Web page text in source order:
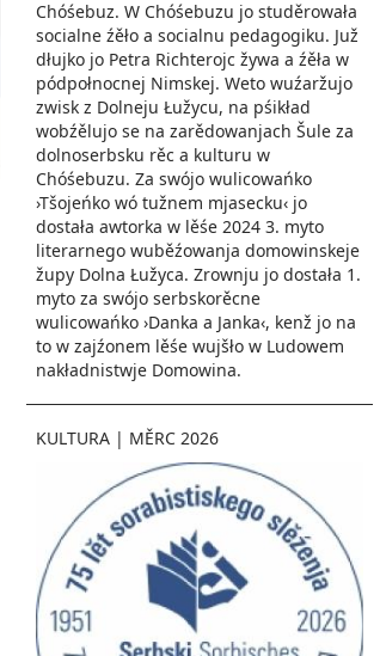
Chóśebuz. W Chóśebuzu jo studěrowała
socialne źěło a socialnu pedagogiku. Juž
dłujko jo Petra Richterojc žywa a źěła w
pódpołnocnej Nimskej. Weto wuźaržujo
zwisk z Dolneju Łužycu, na pśikład
wobźělujo se na zarědowanjach Šule za
dolnoserbsku rěc a kulturu w
Chóśebuzu. Za swójo wulicowańko
›Tšojeńko wó tužnem mjasecku‹ jo
dostała awtorka w lěśe 2024 3. myto
literarnego wuběźowanja domowinskeje
župy Dolna Łužyca. Zrownju jo dostała 1.
myto za swójo serbskorěcne
wulicowańko ›Danka a Janka‹, kenž jo na
to w zajźonem lěśe wujšło w Ludowem
nakładnistwje Domowina.
KULTURA | MĚRC 2026